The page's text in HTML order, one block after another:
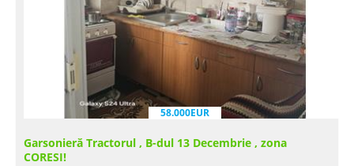
58.000EUR
Garsonieră Tractorul , B-dul 13 Decembrie , zona
CORESI!